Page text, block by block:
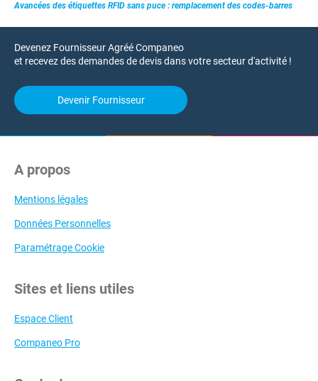
Avancées des étiquettes RFID sans puce : remplacement des codes-barres
Devenez Fournisseur Agréé Companeo
et recevez des demandes de devis dans votre secteur d'activité !
Devenir Fournisseur
A propos
Mentions légales
Données Personnelles
Paramétrage Cookie
Sites et liens utiles
Espace Client
Companeo Pro